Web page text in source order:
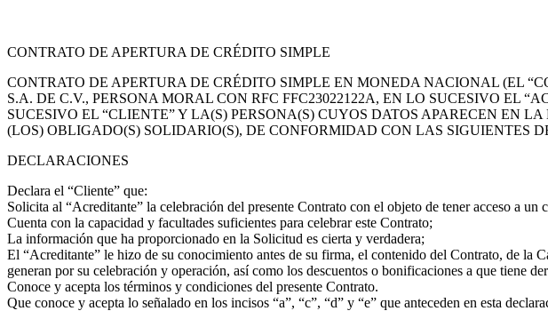
CONTRATO DE APERTURA DE CRÉDITO SIMPLE
CONTRATO DE APERTURA DE CRÉDITO SIMPLE EN MONEDA NACIONAL (EL
S.A. DE C.V., PERSONA MORAL CON RFC FFC23022122A, EN LO SUCESIVO EL
SUCESIVO EL “CLIENTE” Y LA(S) PERSONA(S) CUYOS DATOS APARECEN EN
(LOS) OBLIGADO(S) SOLIDARIO(S), DE CONFORMIDAD CON LAS SIGUIENTES
DECLARACIONES
Declara el “Cliente” que:
Solicita al “Acreditante” la celebración del presente Contrato con el objeto de tener acceso a un
Cuenta con la capacidad y facultades suficientes para celebrar este Contrato;
La información que ha proporcionado en la Solicitud es cierta y verdadera;
El “Acreditante” le hizo de su conocimiento antes de su firma, el contenido del Contrato, de la
generan por su celebración y operación, así como los descuentos o bonificaciones a que tiene
Conoce y acepta los términos y condiciones del presente Contrato.
Que conoce y acepta lo señalado en los incisos “a”, “c”, “d” y “e” que anteceden en esta